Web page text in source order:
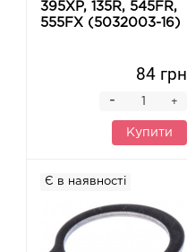
395XP, 135R, 545FR,
555FX (5032003-16)
84 грн
+
-
Купити
Є в наявності